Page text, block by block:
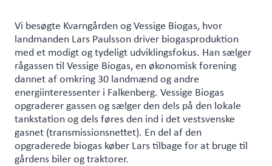
Vi besøgte Kvarngården og Vessige Biogas, hvor
landmanden Lars Paulsson driver biogasproduktion
med et modigt og tydeligt udviklingsfokus. Han sælger
rågassen til Vessige Biogas, en økonomisk forening
dannet af omkring 30 landmænd og andre
energiinteressenter i Falkenberg. Vessige Biogas
opgraderer gassen og sælger den dels på den lokale
tankstation og dels føres den ind i det vestsvenske
gasnet (transmissionsnettet). En del af den
opgraderede biogas køber Lars tilbage for at bruge til
gårdens biler og traktorer.